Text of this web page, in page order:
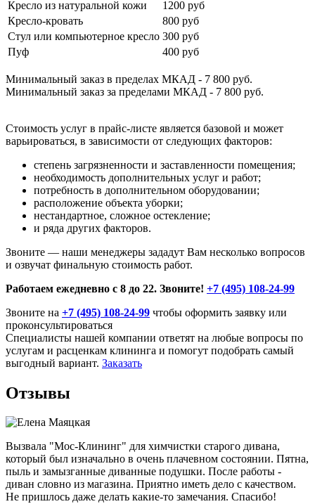
Кресло из натуральной кожи
1200 руб
Кресло-кровать
800 руб
Стул или компьютерное кресло 300 руб
Пуф
400 руб
Минимальный заказ в пределах МКАД - 7 800 руб.
Минимальный заказ за пределами МКАД - 7 800 руб.
Стоимость услуг в прайс-листе является базовой и может
варьироваться, в зависимости от следующих факторов:
степень загрязненности и заставленности помещения;
необходимость дополнительных услуг и работ;
потребность в дополнительном оборудовании;
расположение объекта уборки;
нестандартное, сложное остекление;
и ряда других факторов.
Звоните — наши менеджеры зададут Вам несколько вопросов
и озвучат финальную стоимость работ.
Работаем ежедневно с 8 до 22. Звоните! +7 (495) 108-24-99
Звоните на +7 (495) 108-24-99 чтобы оформить заявку или
проконсультироваться
Специалисты нашей компании ответят на любые вопросы по
услугам и расценкам клининга и помогут подобрать самый
выгодный вариант. Заказать
Отзывы
Вызвала "Мос-Клининг" для химчистки старого дивана,
который был изначально в очень плачевном состоянии. Пятна,
пыль и замызганные диванные подушки. После работы -
диван словно из магазина. Приятно иметь дело с качеством.
Не пришлось даже делать какие-то замечания. Спасибо!